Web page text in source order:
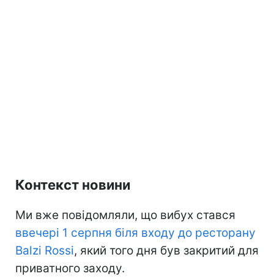
Контекст новини
Ми вже повідомляли, що вибух стався
ввечері 1 серпня біля входу до ресторану
Balzi Rossi, який того дня був закритий для
приватного заходу.